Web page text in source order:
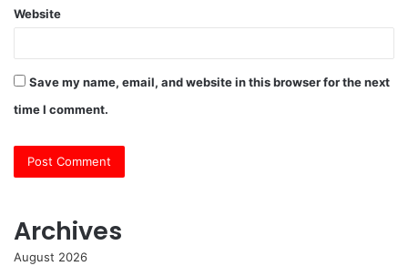
Website
Save my name, email, and website in this browser for the next
time I comment.
Archives
August 2026